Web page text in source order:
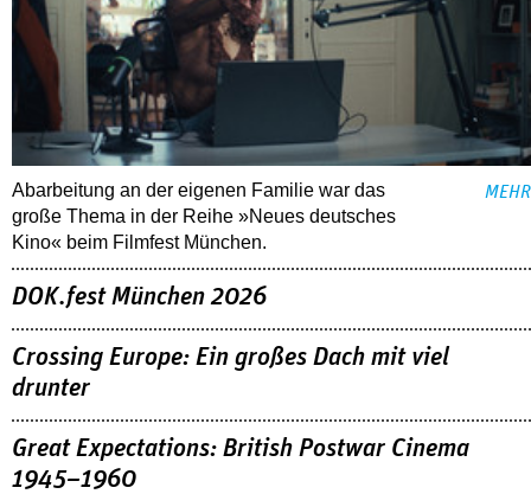
Abarbeitung an der eigenen Familie war das
große Thema in der Reihe »Neues deutsches
Kino« beim Filmfest München.
MEHR
DOK.fest München 2026
Crossing Europe: Ein großes Dach mit viel
drunter
Great Expectations: British Postwar Cinema
1945–1960